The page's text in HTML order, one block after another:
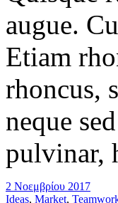
augue.
Etiam
rhoncus,
neque
pulvinar,
2 Νοεμβρίου 2017
Ideas, Market,